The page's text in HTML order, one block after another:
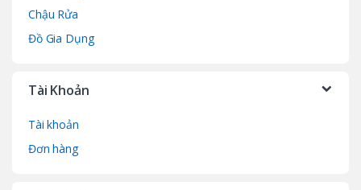
Chậu Rửa
Đồ Gia Dụng
Tài Khoản
Tài khoản
Đơn hàng